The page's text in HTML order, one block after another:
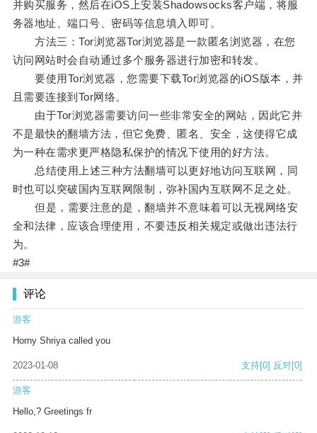
并购买服务，然后在iOS上安装Shadowsocks客户端，将服
务器地址、端口号、密码等信息填入即可。
方法三：Tor浏览器Tor浏览器是一款匿名浏览器，在您
访问网站时会自动通过多个服务器进行加密和转发。
要使用Tor浏览器，您需要下载Tor浏览器的iOS版本，并
且需要连接到Tor网络。
由于Tor浏览器需要访问一些非常安全的网站，因此它并
不是最快的翻墙方法，但它免费、匿名、安全，这使得它成
为一种在需求更严格隐私保护的情况下使用的好方法。
总结使用上述三种方法翻墙可以更好地访问互联网，同
时也可以突破国内互联网限制，弥补国内互联网不足之处。
但是，需要注意的是，翻墙并不意味着可以无视网络安
全和法律，应该合理使用，不要违反相关规定或做出违法行
为。
#3#
评论
游客
Horny Shriya called you
2023-01-08 支持[0] 反对[0]
游客
Hello,? Greetings fr